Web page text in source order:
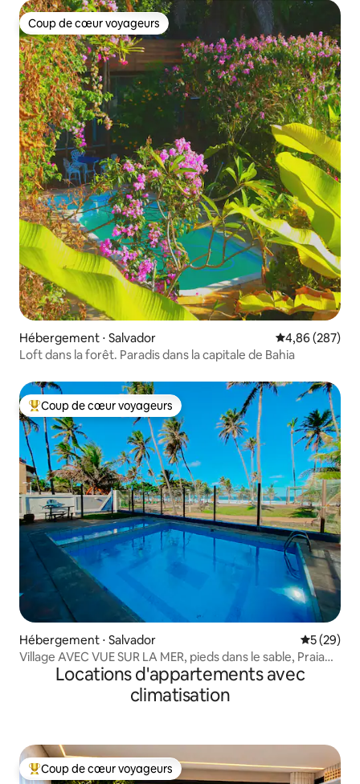
Coup de cœur voyageurs
Coup de cœur voyageurs
Hébergement ⋅ Salvador Évaluation
4,86 (287)
Loft dans la forêt. Paradis dans la capitale de Bahia
Coups de cœur voyageurs les plus appréciés
Coup de cœur voyageurs
Hébergement ⋅ Salvador
5 (29)
Village AVEC VUE SUR LA MER, pieds dans le sable, Praia
do Flamengo
Locations d'appartements avec
climatisation
Coups de cœur voyageurs les plus appréciés
Coup de cœur voyageurs